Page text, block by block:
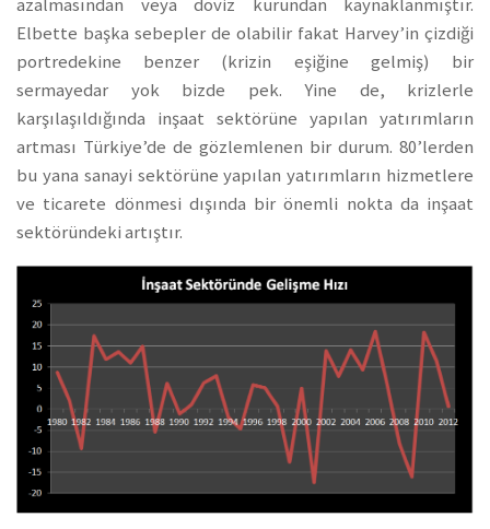
azalmasından veya döviz kurundan kaynaklanmıştır.
Elbette başka sebepler de olabilir fakat Harvey’in çizdiği
portredekine benzer (krizin eşiğine gelmiş) bir
sermayedar yok bizde pek. Yine de, krizlerle
karşılaşıldığında inşaat sektörüne yapılan yatırımların
artması Türkiye’de de gözlemlenen bir durum. 80’lerden
bu yana sanayi sektörüne yapılan yatırımların hizmetlere
ve ticarete dönmesi dışında bir önemli nokta da inşaat
sektöründeki artıştır.